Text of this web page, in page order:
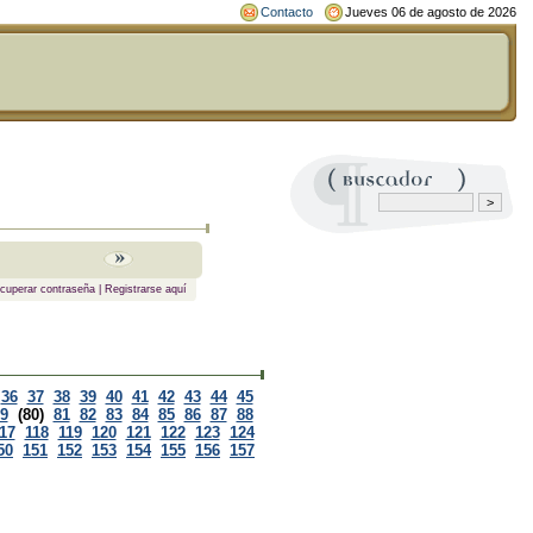
Contacto Jueves 06 de agosto de 2026
contraseña| Registrarse aquí
36 37 38 39 40 41 42 43 44 45
(80) 81 82 83 84 85 86 87 88
118 119 120 121 122 123 124
151 152 153 154 155 156 157